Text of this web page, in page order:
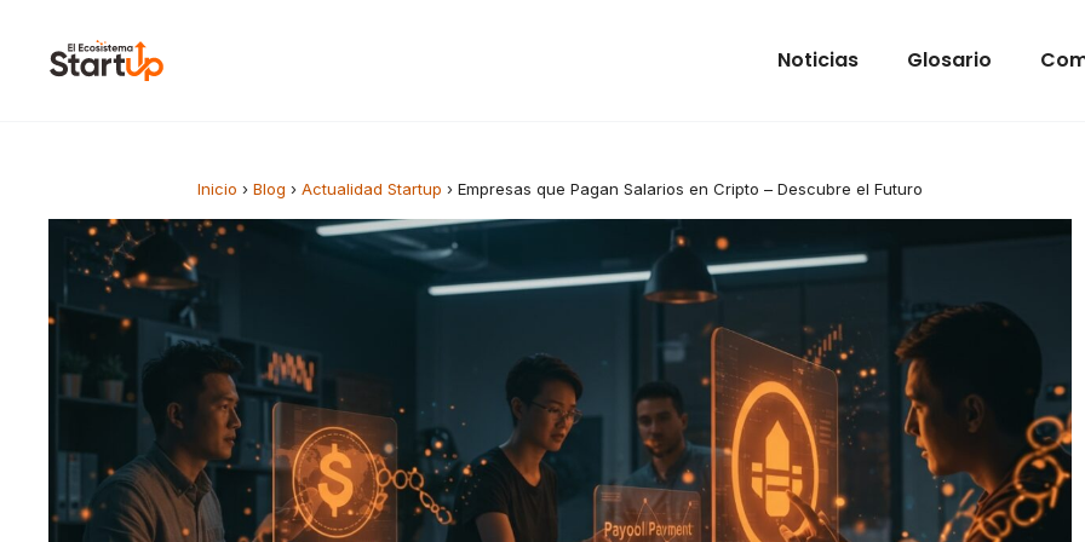
Noticias Glosario
Inicio › Blog › Actualidad Startup › Empresas que Pagan Salarios en Cripto – Descubre el Futuro